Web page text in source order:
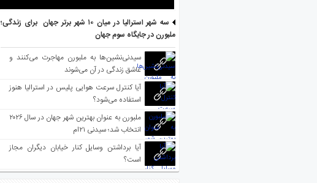
سه شهر استرالیا در میان ۱۰ شهر برتر جهان برای زندگی؛
ملبورن در جایگاه سوم جهان
سیدنی‌نشین‌ها به ملبورن مهاجرت می‌کنند و
عاشق زندگی در آن می‌شوند
آیا کنترل سرعت هوایی پلیس در استرالیا هنوز
استفاده می‌شود؟
ملبورن به عنوان بهترین شهر جهان در سال ۲۰۲۶
انتخاب شد؛ سیدنی ۲۱‌ام
آیا برداشتن وسایل کنار خیابان دیگران مجاز
است؟